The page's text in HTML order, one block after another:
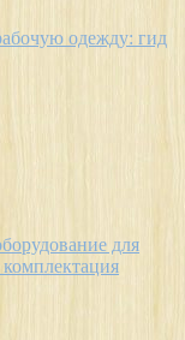
одежду: гид
для